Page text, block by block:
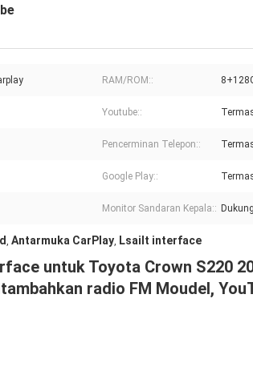
RAM/ROM::
Youtube::
Pencerminan Telepon::
Google Play::
Monitor Sandaran Kepala::
, Antarmuka CarPlay, Lsailt interface
untuk Toyota Crown S220
radio FM Moudel,